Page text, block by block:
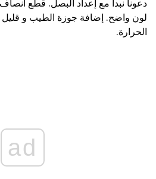
لون واضح. إضافة جوزة الطيب و قليل
الحرارة.
ad